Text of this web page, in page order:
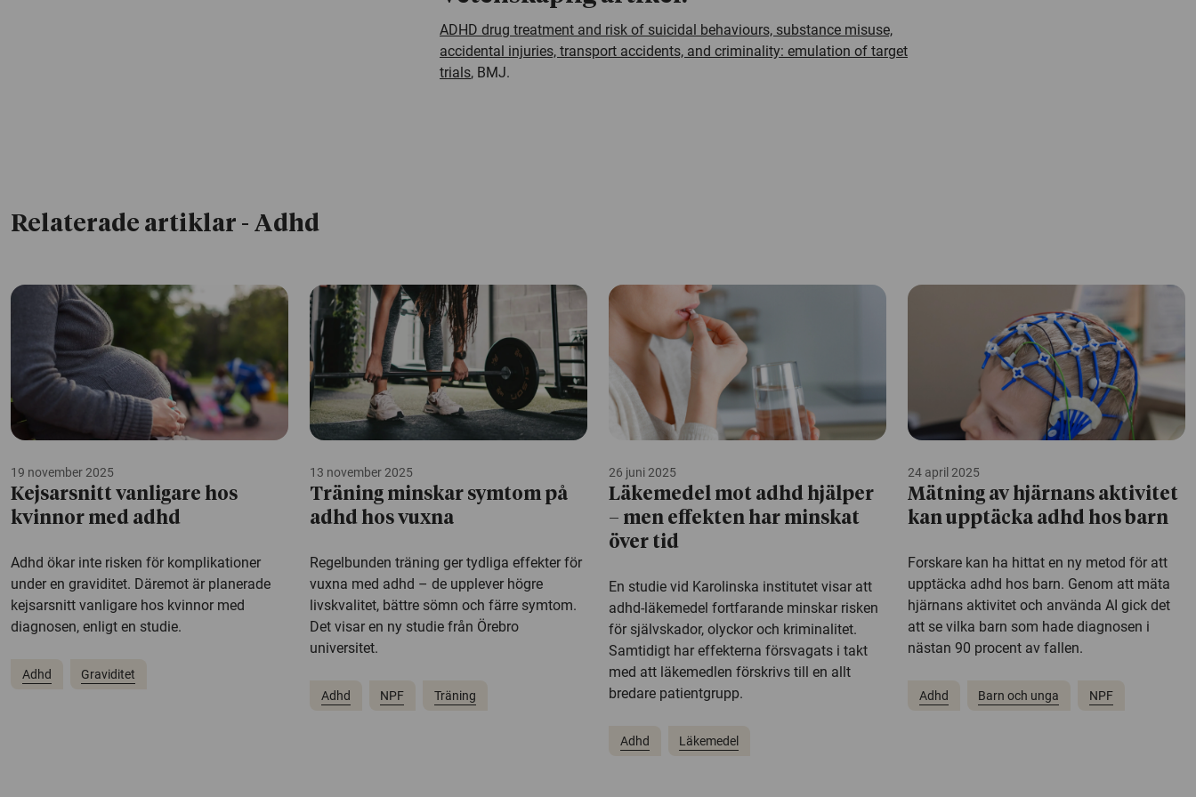
ADHD drug treatment and risk of suicidal behaviours, substance misuse,
accidental injuries, transport accidents, and criminality: emulation of target
trials, BMJ.
Relaterade artiklar - Adhd
19 november 2025
Kejsarsnitt vanligare hos
kvinnor med adhd
Adhd ökar inte risken för komplikationer
under en graviditet. Däremot är planerade
kejsarsnitt vanligare hos kvinnor med
diagnosen, enligt en studie.
Adhd Graviditet
13 november 2025
Träning minskar symtom på
adhd hos vuxna
Regelbunden träning ger tydliga effekter för
vuxna med adhd – de upplever högre
livskvalitet, bättre sömn och färre symtom.
Det visar en ny studie från Örebro
universitet.
Adhd NPF Träning
26 juni 2025
Läkemedel mot adhd hjälper
– men effekten har minskat
över tid
En studie vid Karolinska institutet visar att
adhd-läkemedel fortfarande minskar risken
för självskador, olyckor och kriminalitet.
Samtidigt har effekterna försvagats i takt
med att läkemedlen förskrivs till en allt
bredare patientgrupp.
Adhd Läkemedel
24 april 2025
Mätning av hjärnans aktivitet
kan upptäcka adhd hos barn
Forskare kan ha hittat en ny metod för att
upptäcka adhd hos barn. Genom att mäta
hjärnans aktivitet och använda AI gick det
att se vilka barn som hade diagnosen i
nästan 90 procent av fallen.
Adhd Barn och unga NPF